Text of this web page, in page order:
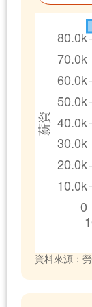
資料來源：